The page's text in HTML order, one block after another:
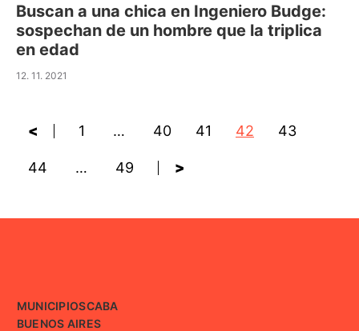
Buscan a una chica en Ingeniero Budge:
sospechan de un hombre que la triplica
en edad
12. 11. 2021
< 1 … 40 41 42 43
44 … 49 >
MUNICIPIOSCABA
BUENOS AIRES